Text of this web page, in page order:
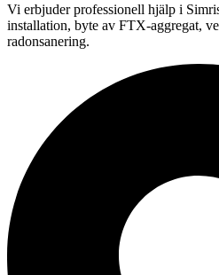
Vi erbjuder professionell hjälp i
installation, byte av FTX-aggregat,
radonsanering.